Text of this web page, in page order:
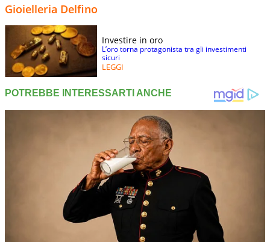
Gioielleria Delfino
Investire in oro
L’oro torna protagonista tra gli investimenti
sicuri
LEGGI